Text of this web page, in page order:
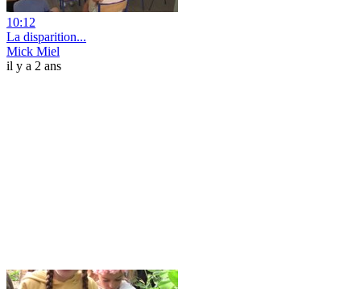
10:12
La disparition...
Mick Miel
il y a 2 ans